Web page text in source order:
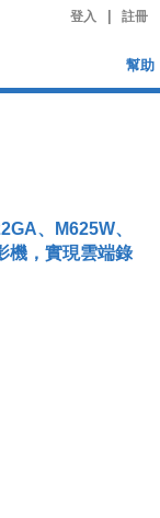
登入 註冊
幫助
、M625W、
機，實現雲端錄